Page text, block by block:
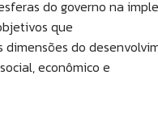
do governo na
que
dimensões do
econômico e